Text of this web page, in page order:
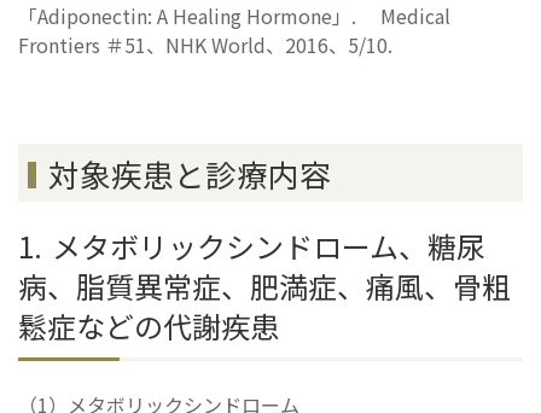
「Adiponectin: A Healing Hormone」. Medical
Frontiers ＃51、NHK World、2016、5/10.
対象疾患と診療内容
メタボリックシンドローム、糖尿
病、脂質異常症、肥満症、痛風、骨粗
鬆症などの代謝疾患
メタボリックシンドローム